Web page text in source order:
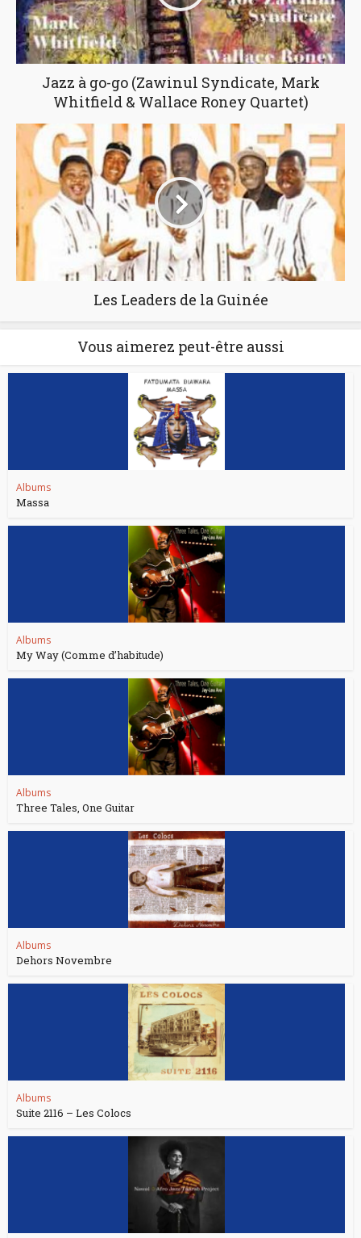
Jazz à go-go (Zawinul Syndicate, Mark
Whitfield & Wallace Roney Quartet)
Les Leaders de la Guinée
Vous aimerez peut-être aussi
Albums
Massa
Albums
My Way (Comme d’habitude)
Albums
Three Tales, One Guitar
Albums
Dehors Novembre
Albums
Suite 2116 – Les Colocs